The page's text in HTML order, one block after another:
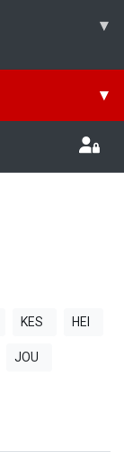
▾
▾
KES HEI
JOU